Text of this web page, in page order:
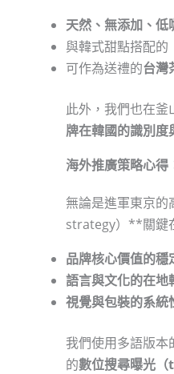
天然、無添加、
與韓式甜點搭配的
可作為送禮的台灣
此外，我們也在
牌在韓國的識別
海外推廣策略心
無論是進軍東京
strategy）**關鍵
品牌核心價值的穩
語言與文化的在地
視覺與包裝的系統
我們使用多語版本
的數位搜尋曝光